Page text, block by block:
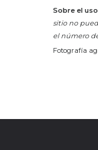
Sobre el
sitio no
el número
Fotografía